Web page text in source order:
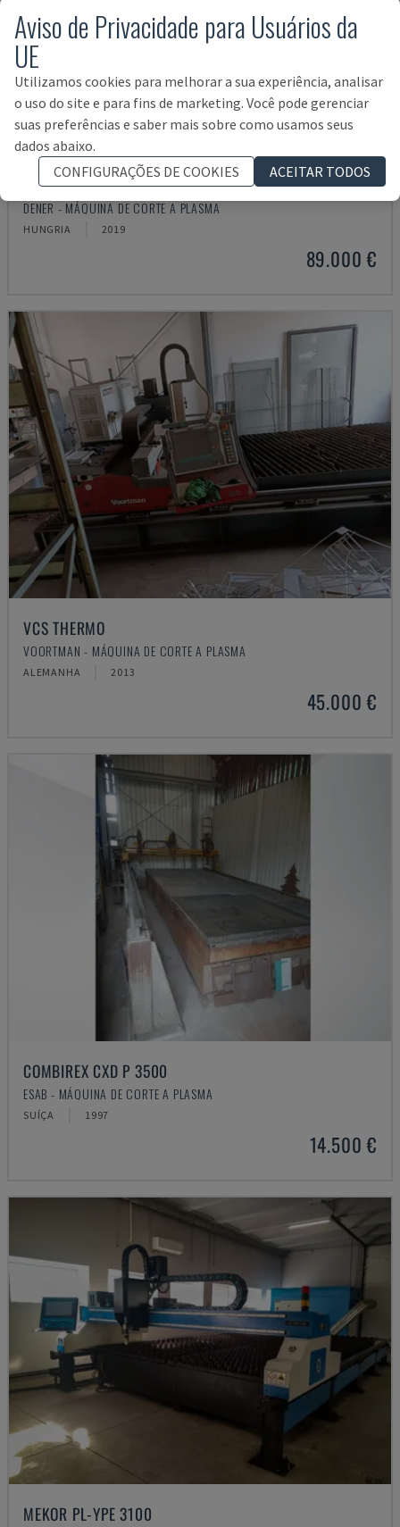
PL 1530
DENER - MÁQUINA DE CORTE A PLASMA
HUNGRIA 2019
89.000 €
VCS THERMO
VOORTMAN - MÁQUINA DE CORTE A PLASMA
ALEMANHA 2013
45.000 €
COMBIREX CXD P 3500
ESAB - MÁQUINA DE CORTE A PLASMA
SUÍÇA 1997
14.500 €
MEKOR PL-YPE 3100
Aviso de Privacidade para Usuários da
UE
Utilizamos cookies para melhorar a sua experiência, analisar
o uso do site e para fins de marketing. Você pode gerenciar
suas preferências e saber mais sobre como usamos seus
dados abaixo.
CONFIGURAÇÕES DE COOKIES
ACEITAR TODOS